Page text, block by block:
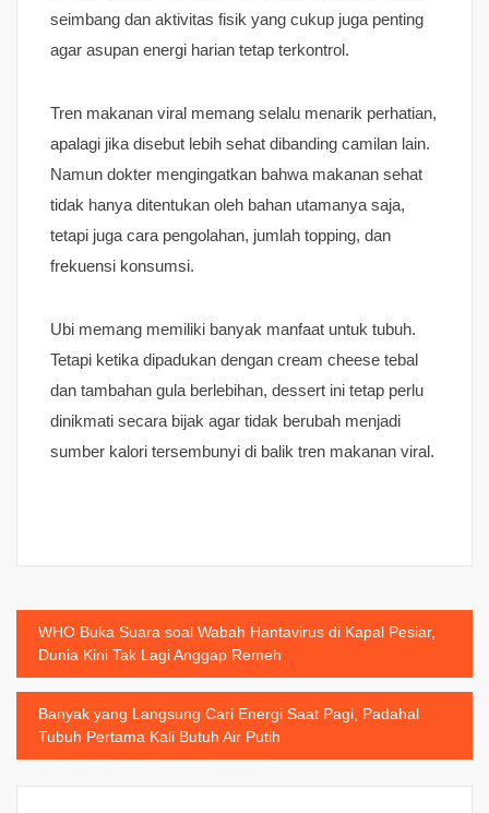
seimbang dan aktivitas fisik yang cukup juga penting
agar asupan energi harian tetap terkontrol.
Tren makanan viral memang selalu menarik perhatian,
apalagi jika disebut lebih sehat dibanding camilan lain.
Namun dokter mengingatkan bahwa makanan sehat
tidak hanya ditentukan oleh bahan utamanya saja,
tetapi juga cara pengolahan, jumlah topping, dan
frekuensi konsumsi.
Ubi memang memiliki banyak manfaat untuk tubuh.
Tetapi ketika dipadukan dengan cream cheese tebal
dan tambahan gula berlebihan, dessert ini tetap perlu
dinikmati secara bijak agar tidak berubah menjadi
sumber kalori tersembunyi di balik tren makanan viral.
Post
navigation
WHO Buka Suara soal Wabah Hantavirus di Kapal Pesiar,
Dunia Kini Tak Lagi Anggap Remeh
Banyak yang Langsung Cari Energi Saat Pagi, Padahal
Tubuh Pertama Kali Butuh Air Putih